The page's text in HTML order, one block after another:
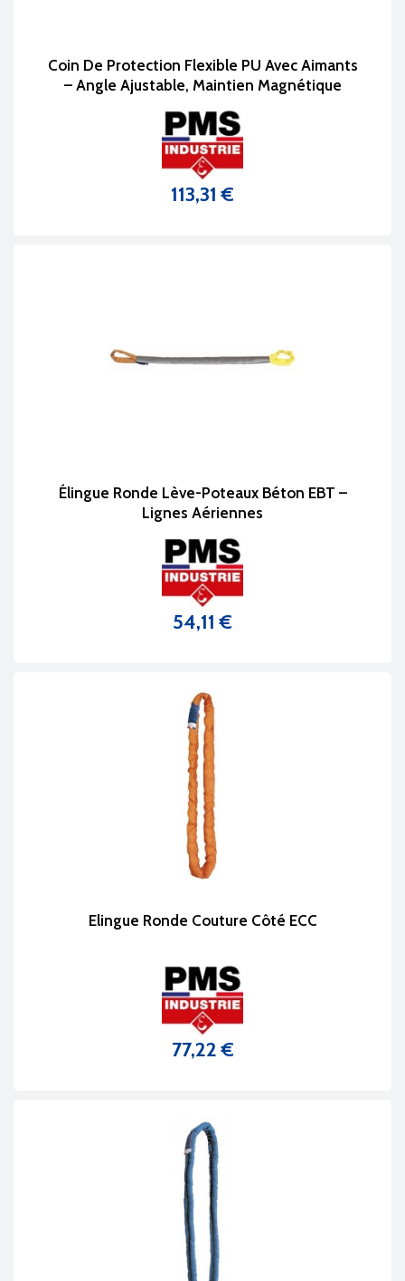
Coin De Protection Flexible PU Avec Aimants
– Angle Ajustable, Maintien Magnétique
Prix
113,31 €
Élingue Ronde Lève-Poteaux Béton EBT –
Lignes Aériennes
Prix
54,11 €
Elingue Ronde Couture Côté ECC
Prix
77,22 €